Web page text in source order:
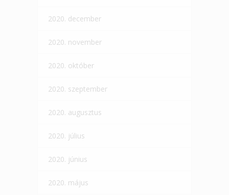
2020. december
2020. november
2020. október
2020. szeptember
2020. augusztus
2020. július
2020. június
2020. május